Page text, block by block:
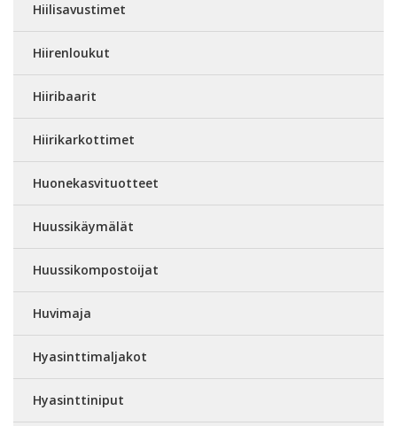
Hiilisavustimet
Hiirenloukut
Hiiribaarit
Hiirikarkottimet
Huonekasvituotteet
Huussikäymälät
Huussikompostoijat
Huvimaja
Hyasinttimaljakot
Hyasinttiniput